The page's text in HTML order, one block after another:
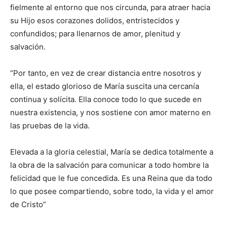
fielmente al entorno que nos circunda, para atraer hacia
su Hijo esos corazones dolidos, entristecidos y
confundidos; para llenarnos de amor, plenitud y
salvación.
“Por tanto, en vez de crear distancia entre nosotros y
ella, el estado glorioso de María suscita una cercanía
continua y solícita. Ella conoce todo lo que sucede en
nuestra existencia, y nos sostiene con amor materno en
las pruebas de la vida.
Elevada a la gloria celestial, María se dedica totalmente a
la obra de la salvación para comunicar a todo hombre la
felicidad que le fue concedida. Es una Reina que da todo
lo que posee compartiendo, sobre todo, la vida y el amor
de Cristo”